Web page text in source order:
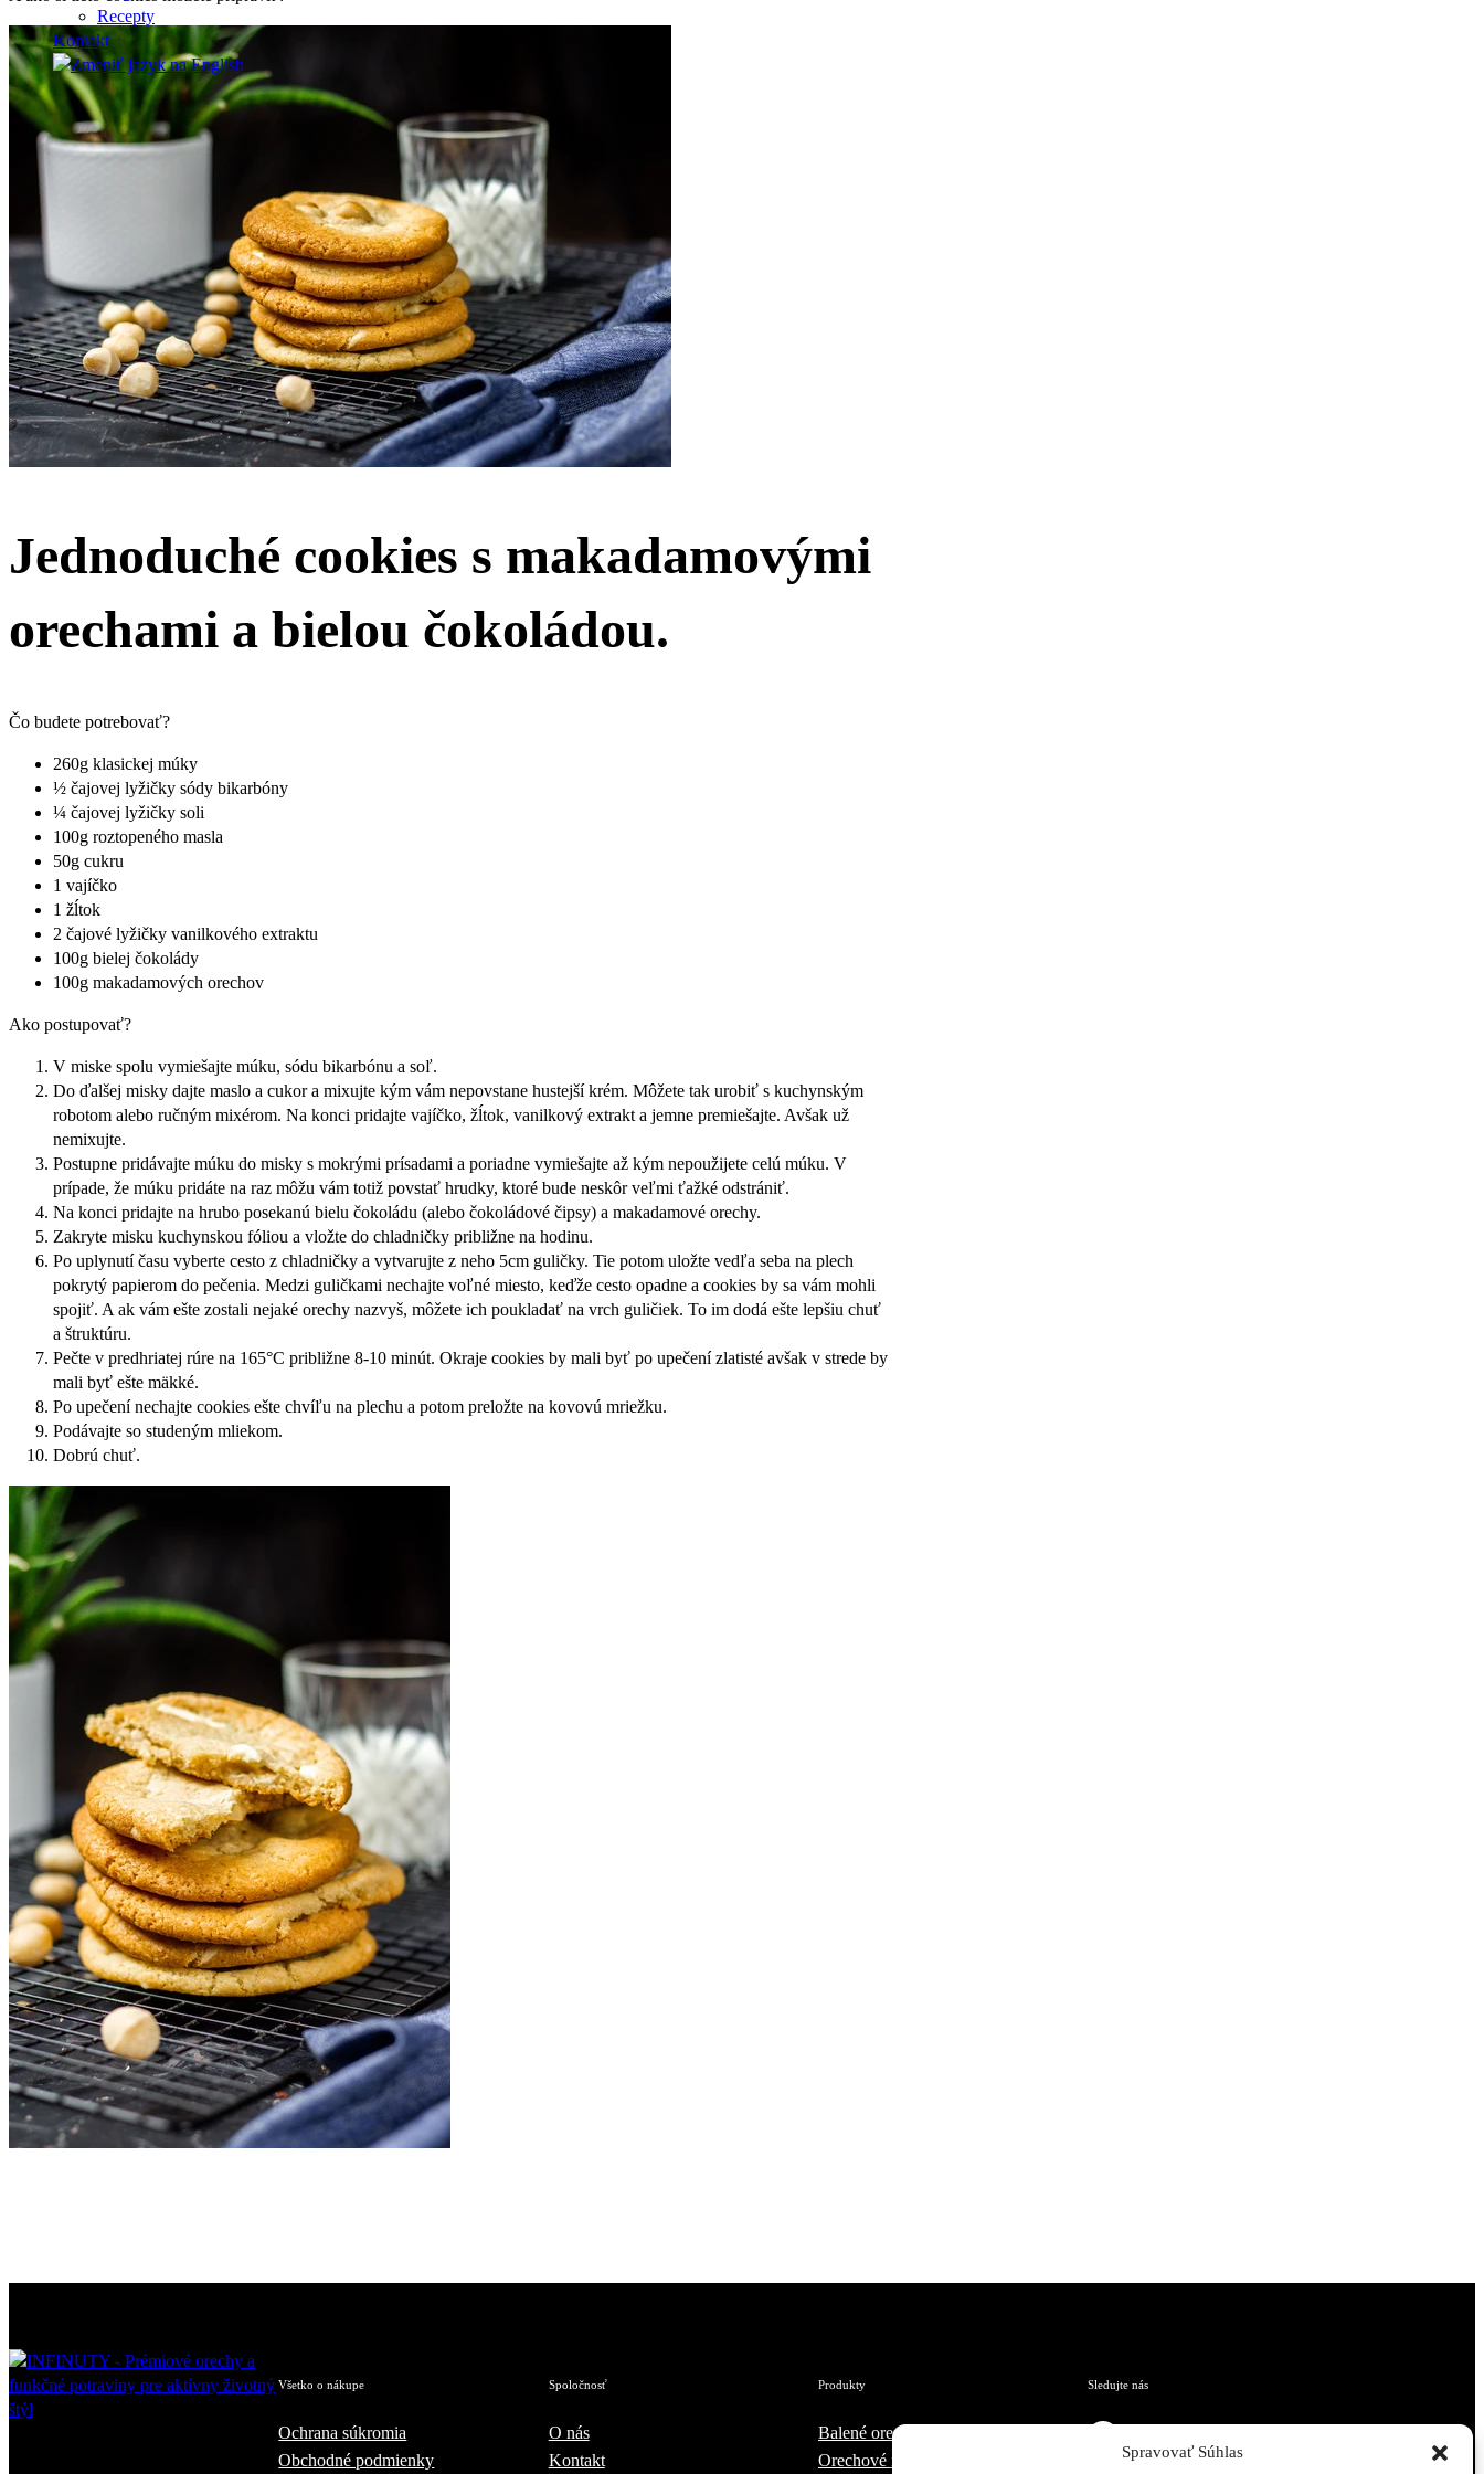
Spravovať Súhlas
Recepty
Kontakt
Jednoduché cookies s makadamovými
orechami a bielou čokoládou.
Čo budete potrebovať?
260g klasickej múky
½ čajovej lyžičky sódy bikarbóny
¼ čajovej lyžičky soli
100g roztopeného masla
50g cukru
1 vajíčko
1 žĺtok
2 čajové lyžičky vanilkového extraktu
100g bielej čokolády
100g makadamových orechov
Ako postupovať?
V miske spolu vymiešajte múku, sódu bikarbónu a soľ.
Do ďalšej misky dajte maslo a cukor a mixujte kým vám nepovstane hustejší krém. Môžete tak urobiť s kuchynským
robotom alebo ručným mixérom. Na konci pridajte vajíčko, žĺtok, vanilkový extrakt a jemne premiešajte. Avšak už
nemixujte.
Postupne pridávajte múku do misky s mokrými prísadami a poriadne vymiešajte až kým nepoužijete celú múku. V
prípade, že múku pridáte na raz môžu vám totiž povstať hrudky, ktoré bude neskôr veľmi ťažké odstrániť.
Na konci pridajte na hrubo posekanú bielu čokoládu (alebo čokoládové čipsy) a makadamové orechy.
Zakryte misku kuchynskou fóliou a vložte do chladničky približne na hodinu.
Po uplynutí času vyberte cesto z chladničky a vytvarujte z neho 5cm guličky. Tie potom uložte vedľa seba na plech
pokrytý papierom do pečenia. Medzi guličkami nechajte voľné miesto, keďže cesto opadne a cookies by sa vám mohli
spojiť. A ak vám ešte zostali nejaké orechy nazvyš, môžete ich poukladať na vrch guličiek. To im dodá ešte lepšiu chuť
a štruktúru.
Pečte v predhriatej rúre na 165°C približne 8-10 minút. Okraje cookies by mali byť po upečení zlatisté avšak v strede by
mali byť ešte mäkké.
Po upečení nechajte cookies ešte chvíľu na plechu a potom preložte na kovovú mriežku.
Podávajte so studeným mliekom.
Dobrú chuť.
Všetko o nákupe
Ochrana súkromia
Obchodné podmienky
Spoločnosť
O nás
Kontakt
Produkty
Balené orechy
Orechové nátierky
Sledujte nás